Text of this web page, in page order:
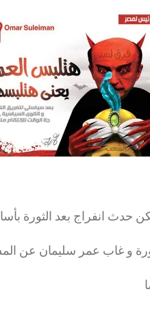
حدث انفراج بعد الثورة
و غاب عمر سليمان عن